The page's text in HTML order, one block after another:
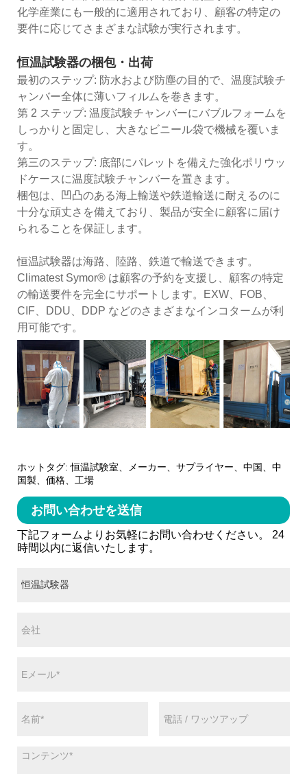
化学産業にも一般的に適用されており、顧客の特定の
要件に応じてさまざまな試験が実行されます。
恒温試験器の梱包・出荷
最初のステップ: 防水および防塵の目的で、温度試験チ
ャンバー全体に薄いフィルムを巻きます。
第 2 ステップ: 温度試験チャンバーにバブルフォームを
しっかりと固定し、大きなビニール袋で機械を覆いま
す。
第三のステップ: 底部にパレットを備えた強化ポリウッ
ドケースに温度試験チャンバーを置きます。
梱包は、凹凸のある海上輸送や鉄道輸送に耐えるのに
十分な頑丈さを備えており、製品が安全に顧客に届け
られることを保証します。
恒温試験器は海路、陸路、鉄道で輸送できます。
Climatest Symor® は顧客の予約を支援し、顧客の特定
の輸送要件を完全にサポートします。EXW、FOB、
CIF、DDU、DDP などのさまざまなインコタームが利
用可能です。
ホットタグ: 恒温試験室、メーカー、サプライヤー、中国、中
国製、価格、工場
お問い合わせを送信
下記フォームよりお気軽にお問い合わせください。 24
時間以内に返信いたします。